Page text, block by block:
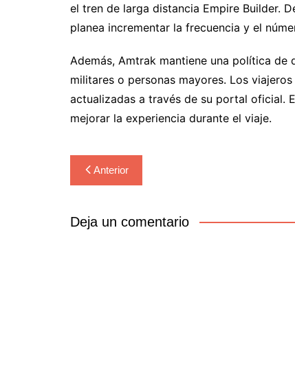
el tren de larga distancia Empire Builder.
planea incrementar la frecuencia y el
Además, Amtrak mantiene una política
militares o personas mayores. Los
actualizadas a través de su portal oficial.
mejorar la experiencia durante el viaje.
Navegación
de
entradas
Anterior
Deja un comentario